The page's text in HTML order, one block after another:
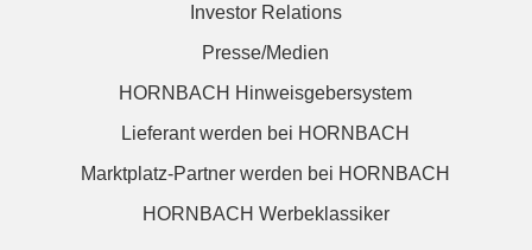
Investor Relations
Presse/Medien
HORNBACH Hinweisgebersystem
Lieferant werden bei HORNBACH
Marktplatz-Partner werden bei HORNBACH
HORNBACH Werbeklassiker